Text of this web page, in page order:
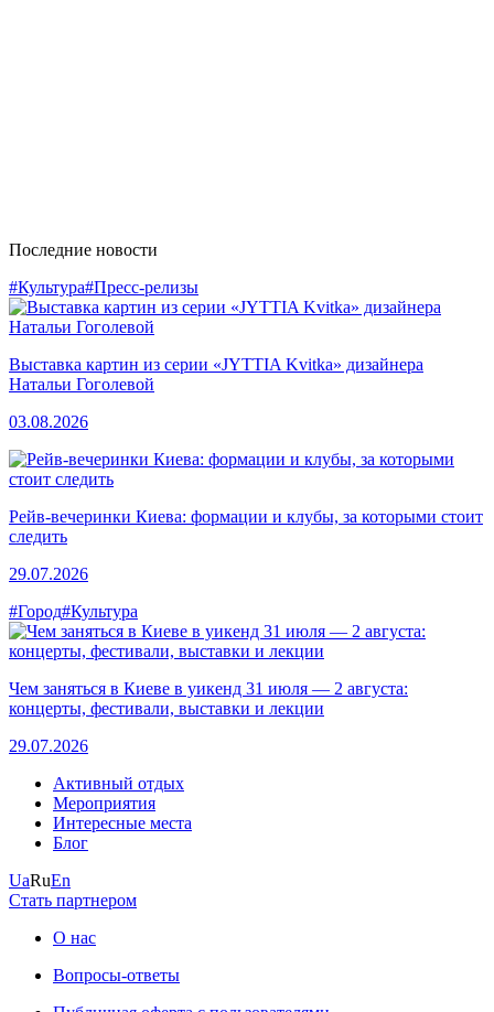
Последние новости
#Культура#Пресс-релизы
Выставка картин из серии «JYTTIA Kvitka» дизайнера
Натальи Гоголевой
03.08.2026
Рейв-вечеринки Киева: формации и клубы, за которыми стоит
следить
29.07.2026
#Город#Культура
Чем заняться в Киеве в уикенд 31 июля — 2 августа:
концерты, фестивали, выставки и лекции
29.07.2026
Активный отдых
Мероприятия
Интересные места
Блог
UaRuEn
Стать партнером
О нас
Вопросы-ответы